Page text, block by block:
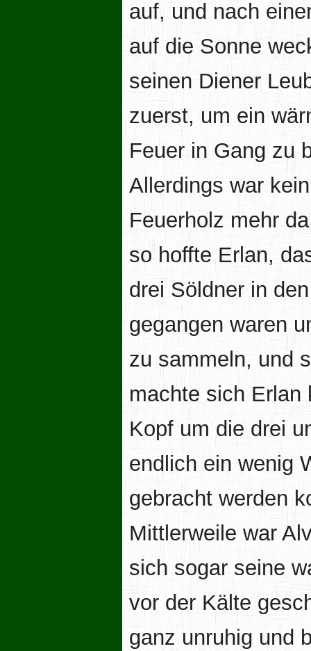
auf, und nach
auf die Sonne
seinen Diener
zuerst, um ein
Feuer in Gang zu
Allerdings war kein
Feuerholz mehr
so hoffte Erlan,
drei Söldner in
gegangen waren
zu sammeln, und
machte sich Erlan
Kopf um die drei
endlich ein wenig
gebracht werden
Mittlerweile war
sich sogar seine
vor der Kälte
ganz unruhig und